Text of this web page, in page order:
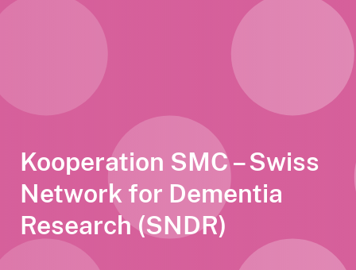
Kooperation SMC – Swiss
Network for Dementia
Research (SNDR)